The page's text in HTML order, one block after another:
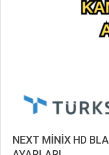
NEXT MİNİX HD